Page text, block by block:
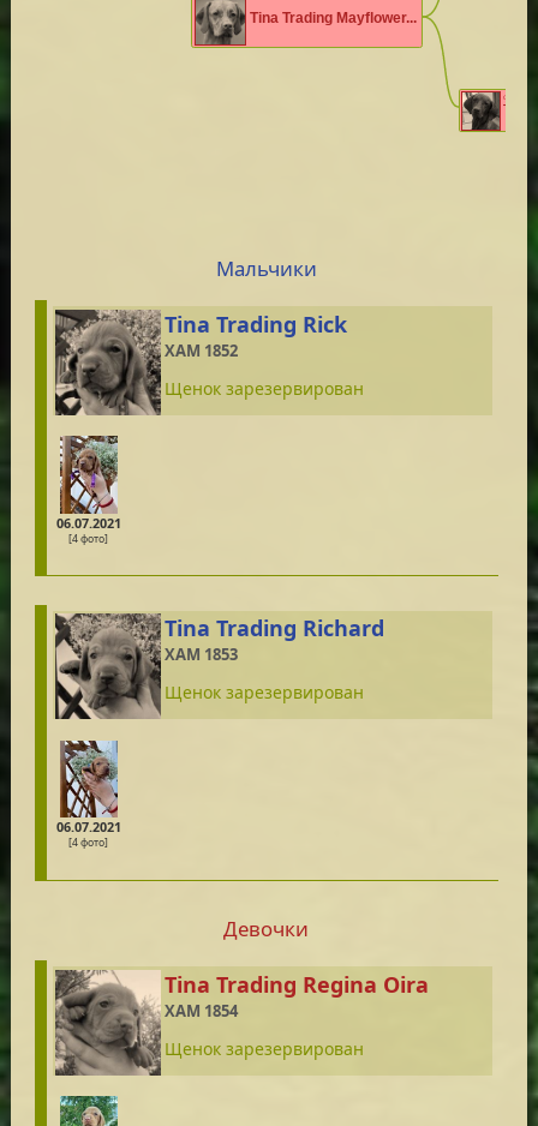
Tina Trading Mayflower...
CH RUS,
Tina
Мальчики
Tina Trading Rick
XAM 1852
Щенок зарезервирован
06.07.2021
[4 фото]
Tina Trading Richard
XAM 1853
Щенок зарезервирован
06.07.2021
[4 фото]
Девочки
Tina Trading Regina Oira
XAM 1854
Щенок зарезервирован